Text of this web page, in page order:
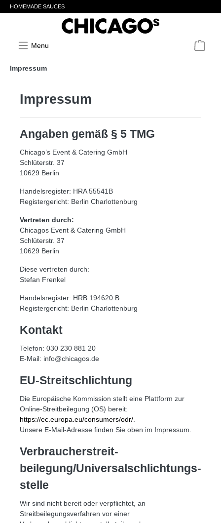
HOMEMADE SAUCES
Menu
Impressum
Impressum
Angaben gemäß § 5 TMG
Chicago’s Event & Catering GmbH
Schlüterstr. 37
10629 Berlin
Handelsregister: HRA 55541B
Registergericht: Berlin Charlottenburg
Vertreten durch:
Chicagos Event & Catering GmbH
Schlüterstr. 37
10629 Berlin
Diese vertreten durch:
Stefan Frenkel
Handelsregister: HRB 194620 B
Registergericht: Berlin Charlottenburg
Kontakt
Telefon: 030 230 881 20
E-Mail: info@chicagos.de
EU-Streitschlichtung
Die Europäische Kommission stellt eine Plattform zur
Online-Streitbeilegung (OS) bereit:
https://ec.europa.eu/consumers/odr/
Unsere E-Mail-Adresse finden Sie oben im Impressum.
Verbraucher­streit­
beilegung/Universal­schlichtungs­
stelle
Wir sind nicht bereit oder verpflichtet, an
Streitbeilegungsverfahren vor einer